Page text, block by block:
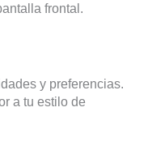
frontal.
y preferencias.
a tu estilo de